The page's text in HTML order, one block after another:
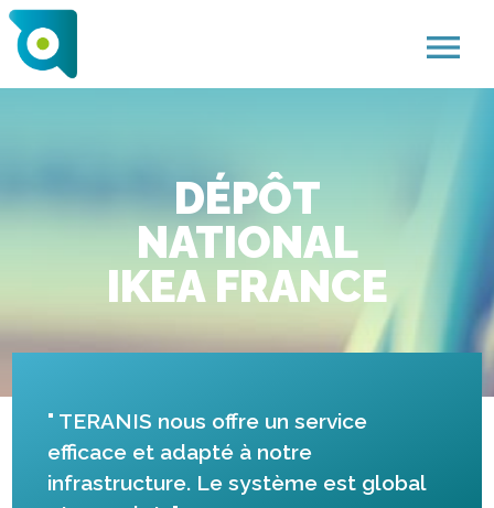
menu
DÉPÔT
NATIONAL
IKEA FRANCE
" TERANIS nous offre un service
efficace et adapté à notre
infrastructure. Le système est global